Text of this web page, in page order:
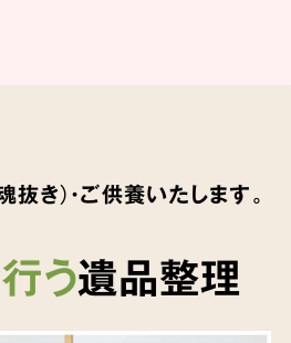
行う遺品整理
抜き）・ご供養いたします。